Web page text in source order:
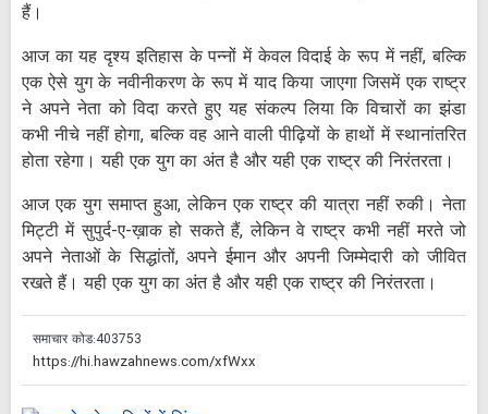
हैं।
आज का यह दृश्य इतिहास के पन्नों में केवल विदाई के रूप में नहीं, बल्कि
एक ऐसे युग के नवीनीकरण के रूप में याद किया जाएगा जिसमें एक राष्ट्र
ने अपने नेता को विदा करते हुए यह संकल्प लिया कि विचारों का झंडा
कभी नीचे नहीं होगा, बल्कि वह आने वाली पीढ़ियों के हाथों में स्थानांतरित
होता रहेगा। यही एक युग का अंत है और यही एक राष्ट्र की निरंतरता।
आज एक युग समाप्त हुआ, लेकिन एक राष्ट्र की यात्रा नहीं रुकी। नेता
मिट्टी में सुपुर्द-ए-ख़ाक हो सकते हैं, लेकिन वे राष्ट्र कभी नहीं मरते जो
अपने नेताओं के सिद्धांतों, अपने ईमान और अपनी जिम्मेदारी को जीवित
रखते हैं। यही एक युग का अंत है और यही एक राष्ट्र की निरंतरता।
समाचार कोड:403753